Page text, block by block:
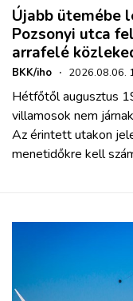
Újabb ütemébe
Pozsonyi utca
arrafelé
BKK/iho · 2026.08.06.
Hétfőtől augusztus
villamosok nem
Az érintett utakon
menetidőkre kell